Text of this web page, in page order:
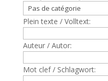
Plein texte / Volltext:
Auteur / Autor:
Mot clef / Schlagwort: